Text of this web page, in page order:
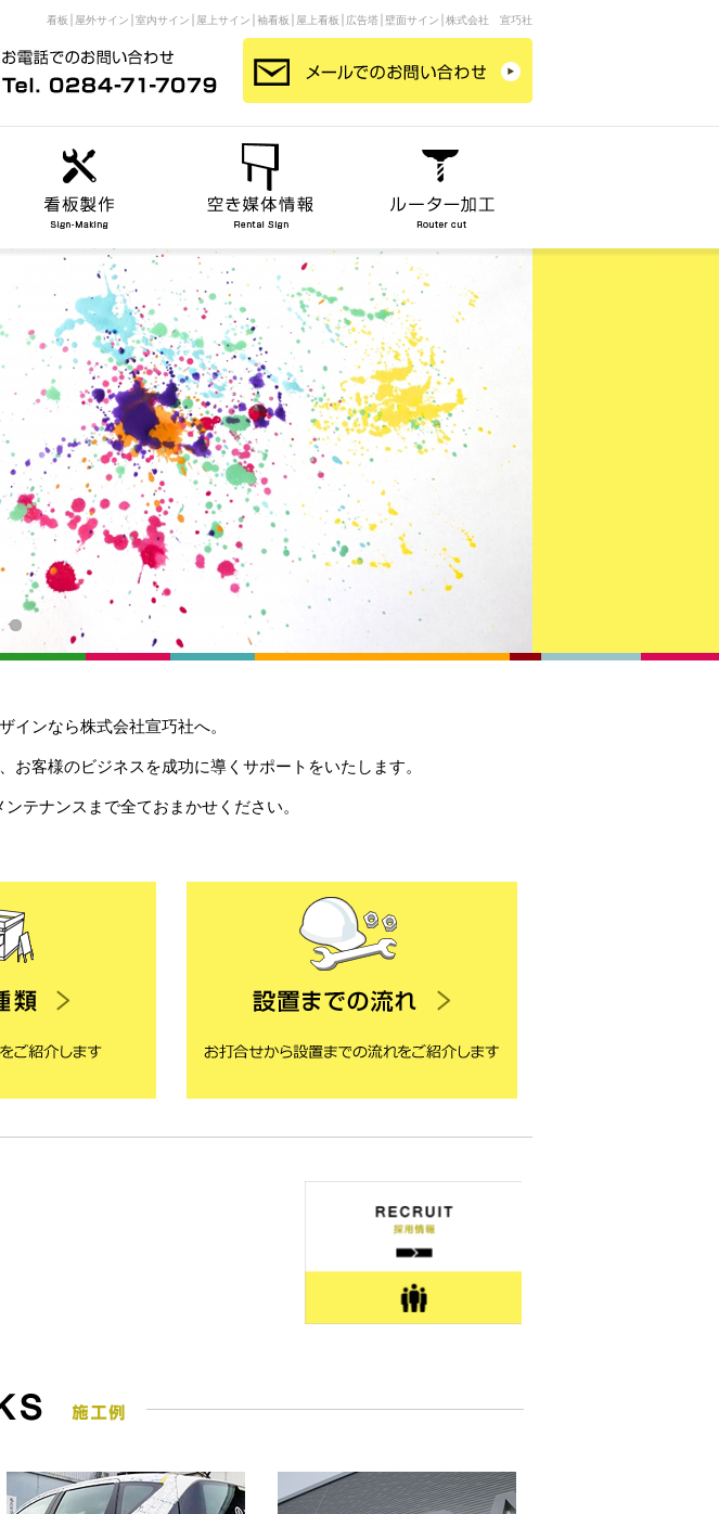
看板│屋外サイン│室内サイン│屋上サイン│袖看板│屋上看板│広告塔│壁面サイン│株式会社 宣巧社
インなら株式会社宣巧社へ。
客様のビジネスを成功に導くサポートをいたします。
テナンスまで全ておまかせください。